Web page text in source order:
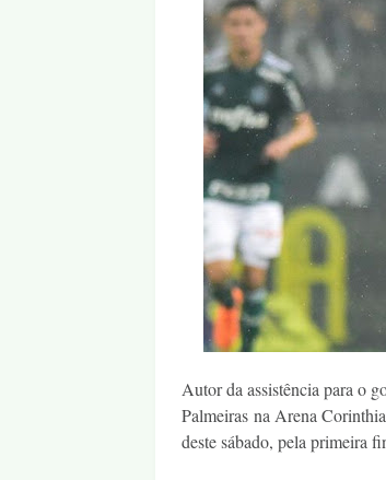
Autor da assistência para o
Palmeiras na Arena
deste sábado, pela primeira